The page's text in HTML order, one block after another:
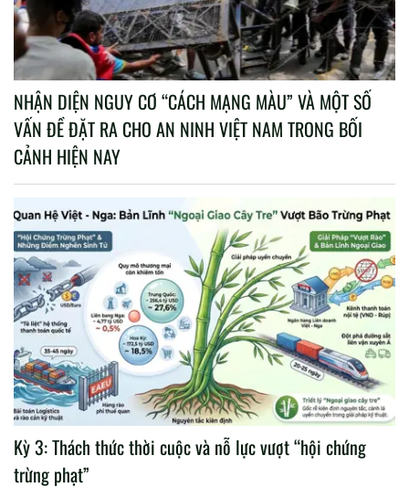
NHẬN DIỆN NGUY CƠ “CÁCH MẠNG MÀU” VÀ MỘT SỐ
VẤN ĐỀ ĐẶT RA CHO AN NINH VIỆT NAM TRONG BỐI
CẢNH HIỆN NAY
Kỳ 3: Thách thức thời cuộc và nỗ lực vượt “hội chứng
trừng phạt”